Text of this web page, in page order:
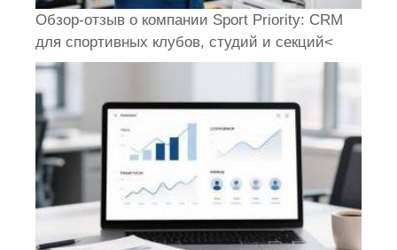
Обзор-отзыв о компании Sport Priority: CRM
для спортивных клубов, студий и секций<